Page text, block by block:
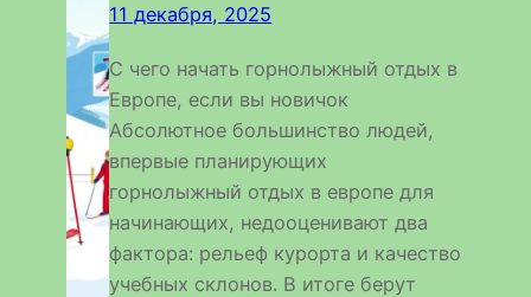
11 декабря, 2025
С чего начать горнолыжный отдых в
Европе, если вы новичок
Абсолютное большинство людей,
впервые планирующих
горнолыжный отдых в европе для
начинающих, недооценивают два
фактора: рельеф курорта и качество
учебных склонов. В итоге берут